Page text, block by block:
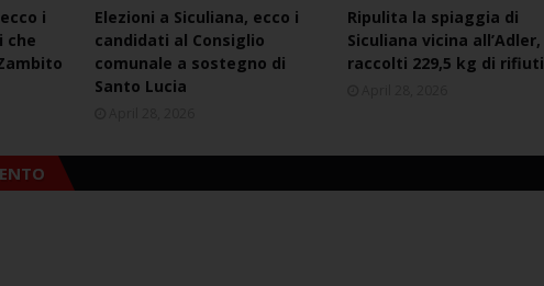
i
che
Elezioni a Siculiana, ecco i
candidati al Consiglio
comunale a sostegno di
Santo Lucia
Ripulita la spiaggia di
Siculiana vicina all’Adler,
raccolti 229,5 kg di rifiuti